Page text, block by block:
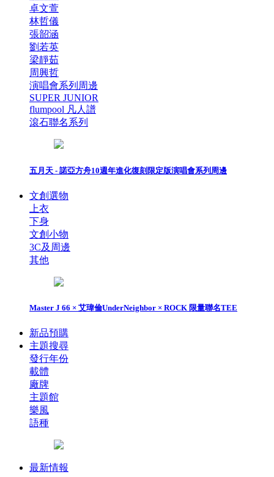
卓文萱
林哲儀
張韶涵
劉若英
梁靜茹
周興哲
演唱會系列周邊
SUPER JUNIOR
flumpool 凡人譜
滾石聯名系列
五月天 - 諾亞方舟10週年進化復刻限定版演唱會系列周邊
文創選物
上衣
下身
文創小物
3C及周邊
其他
Master J 66 × 艾瑋倫UnderNeighbor × ROCK 限量聯名TEE
新品預購
主題搜尋
發行年份
載體
廠牌
主題館
樂風
語種
最新情報